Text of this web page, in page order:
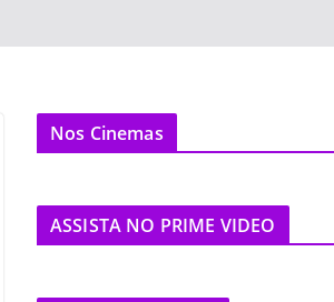
Nos Cinemas
ASSISTA NO PRIME VIDEO